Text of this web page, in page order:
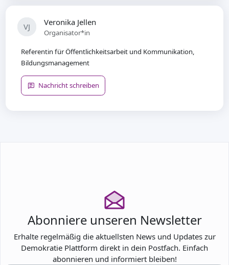
VJ Veronika Jellen
Organisator*in
Referentin für Öffentlichkeitsarbeit und Kommunikation,
Bildungsmanagement
Nachricht schreiben
Abonniere unseren Newsletter
Erhalte regelmäßig die aktuellsten News und Updates zur
Demokratie Plattform direkt in dein Postfach. Einfach
abonnieren und informiert bleiben!